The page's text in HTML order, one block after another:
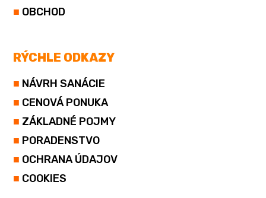
■ OBCHOD
RÝCHLE ODKAZY
■ NÁVRH SANÁCIE
■ CENOVÁ PONUKA
■ ZÁKLADNÉ POJMY
■ PORADENSTVO
■ OCHRANA ÚDAJOV
■ COOKIES